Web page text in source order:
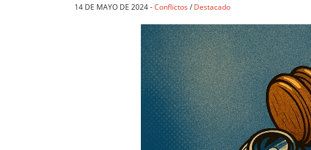
14 DE MAYO DE 2024-Conflictos/ Destacado